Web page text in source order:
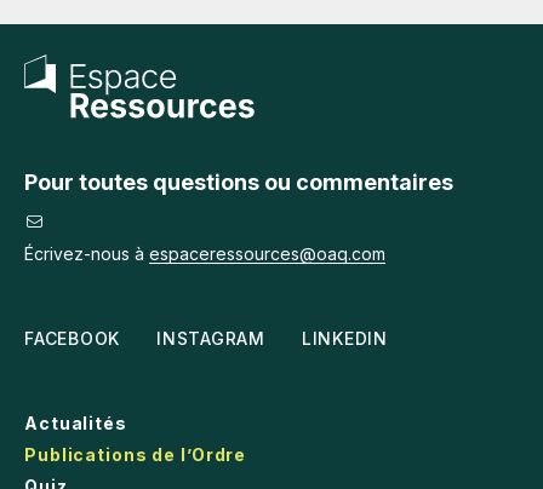
FACEBOOK INSTAGRAM LINKEDIN
Pour toutes questions ou commentaires
Écrivez-nous à espaceressources@oaq.com
Actualités
Publications de l’Ordre